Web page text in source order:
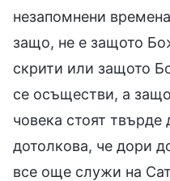
незапомнени
защо, не е защото
скрити или защото
се осъществи, а
човека стоят твърде
дотолкова, че дори
все още служи на